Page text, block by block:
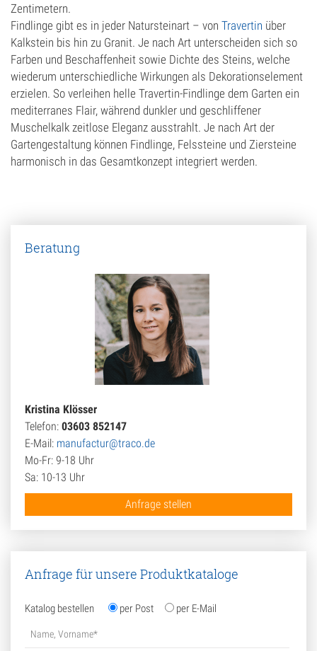
Zentimetern.
Findlinge gibt es in jeder Natursteinart – von Travertin über
Kalkstein bis hin zu Granit. Je nach Art unterscheiden sich so
Farben und Beschaffenheit sowie Dichte des Steins, welche
wiederum unterschiedliche Wirkungen als Dekorationselement
erzielen. So verleihen helle Travertin-Findlinge dem Garten ein
mediterranes Flair, während dunkler und geschliffener
Muschelkalk zeitlose Eleganz ausstrahlt. Je nach Art der
Gartengestaltung können Findlinge, Felssteine und Ziersteine
harmonisch in das Gesamtkonzept integriert werden.
Beratung
Kristina Klösser
Telefon: 03603 852147
E-Mail: manufactur@traco.de
Mo-Fr: 9-18 Uhr
Sa: 10-13 Uhr
Anfrage stellen
Anfrage für unsere Produktkataloge
Katalog bestellen per Post per E-Mail